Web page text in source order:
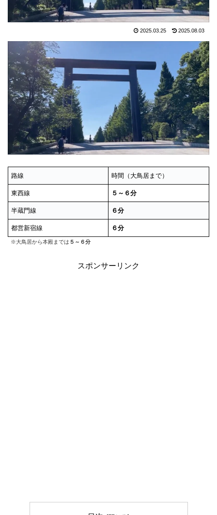
2025.03.25 2025.08.03
路線 時間（大鳥居まで）
東西線 ５～６分
半蔵門線 ６分
都営新宿線 ６分
※大鳥居から本殿までは ５～６分
スポンサーリンク